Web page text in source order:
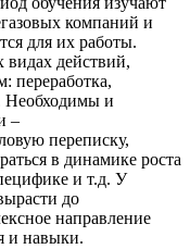
компаний и
для их работы.
действий,
переработка,
Необходимы и
–
переписку,
в динамике роста
и т.д. У
до
направление
и навыки.